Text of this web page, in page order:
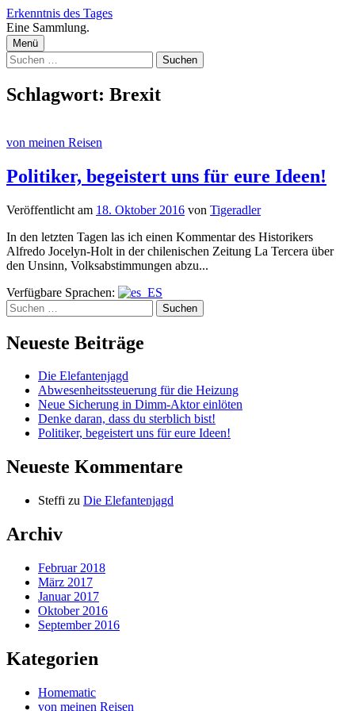
Zum
Inhalt
überspringen
Erkenntnis des Tages
Eine Sammlung.
Menü
Suchen
nach:
Schlagwort: Brexit
von meinen Reisen
Politiker, begeistert uns für eure Ideen!
Veröffentlicht am 18. Oktober 2016 von Tigeradler
In den letzten Tagen las ich einen Kommentar des Historikers
Alfredo Jocelyn-Holt in der chilenischen Zeitung La Tercera über
den Unsinn, Volksabstimmungen abzu...
Verfügbare Sprachen:
Suchen
nach:
Neueste Beiträge
Die Elefantenjagd
Abwesenheitssteuerung für die Heizung
Neue Sicherung in Dimm-Aktor einlöten
Denke daran, dass du sterblich bist!
Politiker, begeistert uns für eure Ideen!
Neueste Kommentare
Steffi zu Die Elefantenjagd
Archiv
Februar 2018
März 2017
Januar 2017
Oktober 2016
September 2016
Kategorien
Homematic
von meinen Reisen